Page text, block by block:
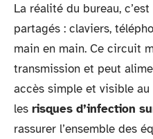
La réalité du bureau,
partagés : claviers,
main en main. Ce circuit
transmission et peut
accès simple et visible
les risques d’infection
rassurer l’ensemble des